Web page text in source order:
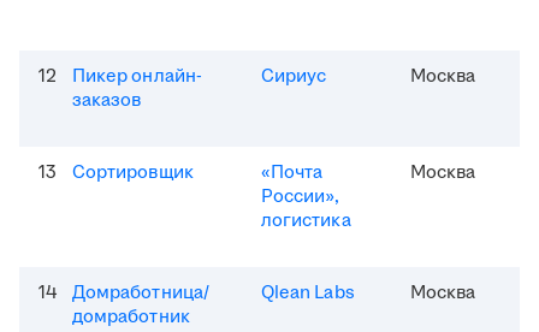
12
Пикер онлайн-
заказов
Сириус Москва
13 Сортировщик
«Почта
России»,
логистика
Москва
14
Домработница/
домработник
Qlean Labs Москва